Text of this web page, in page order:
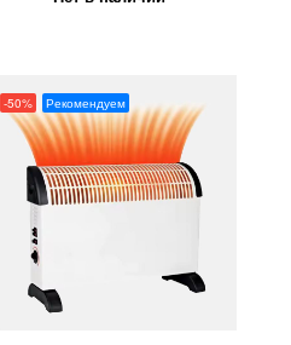
-50% Рекомендуем